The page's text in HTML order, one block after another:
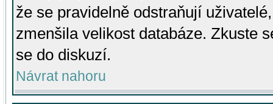
že se pravidelně odstraňují
zmenšila velikost databáze. Zkuste
se do diskuzí.
Návrat nahoru